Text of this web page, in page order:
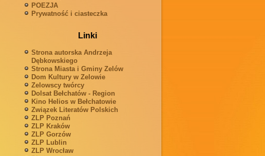
POEZJA
Prywatność i ciasteczka
Linki
Strona autorska Andrzeja
Dębkowskiego
Strona Miasta i Gminy Zelów
Dom Kultury w Zelowie
Zelowscy twórcy
Dolsat Bełchatów - Region
Kino Helios w Bełchatowie
Związek Literatów Polskich
ZLP Poznań
ZLP Kraków
ZLP Gorzów
ZLP Lublin
ZLP Wrocław